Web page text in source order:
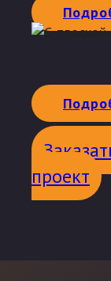
проект